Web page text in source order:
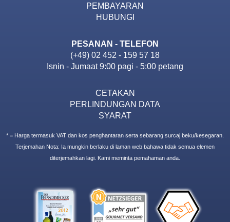
PEMBAYARAN
HUBUNGI
PESANAN - TELEFON
(+49) 02 452 - 159 57 18
Isnin - Jumaat 9:00 pagi - 5:00 petang
CETAKAN
PERLINDUNGAN DATA
SYARAT
* = Harga termasuk VAT dan kos penghantaran serta sebarang surcaj beku/kesegaran.
Terjemahan Nota: Ia mungkin berlaku di laman web bahawa tidak semua elemen
diterjemahkan lagi. Kami meminta pemahaman anda.